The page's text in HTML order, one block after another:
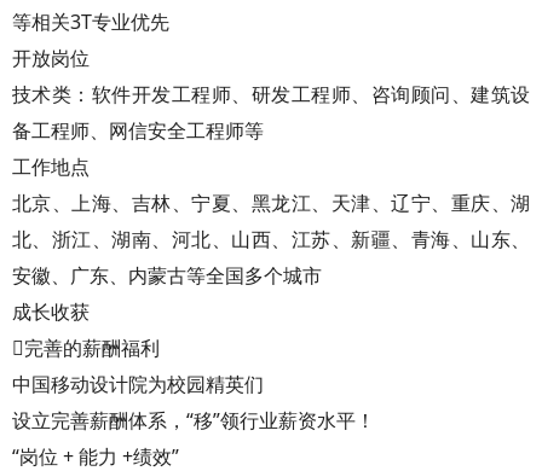
等相关3T专业优先
开放岗位
技术类：软件开发工程师、研发工程师、咨询顾问、建筑设
备工程师、网信安全工程师等
工作地点
北京、上海、吉林、宁夏、黑龙江、天津、辽宁、重庆、湖
北、浙江、湖南、河北、山西、江苏、新疆、青海、山东、
安徽、广东、内蒙古等全国多个城市
成长收获
完善的薪酬福利
中国移动设计院为校园精英们
设立完善薪酬体系，“移”领行业薪资水平！
“岗位 + 能力 +绩效”